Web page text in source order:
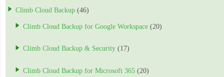
Climb Cloud Backup (46)
Climb Cloud Backup for Google Workspace (20)
Climb Cloud Backup & Security (17)
Climb Cloud Backup for Microsoft 365 (20)